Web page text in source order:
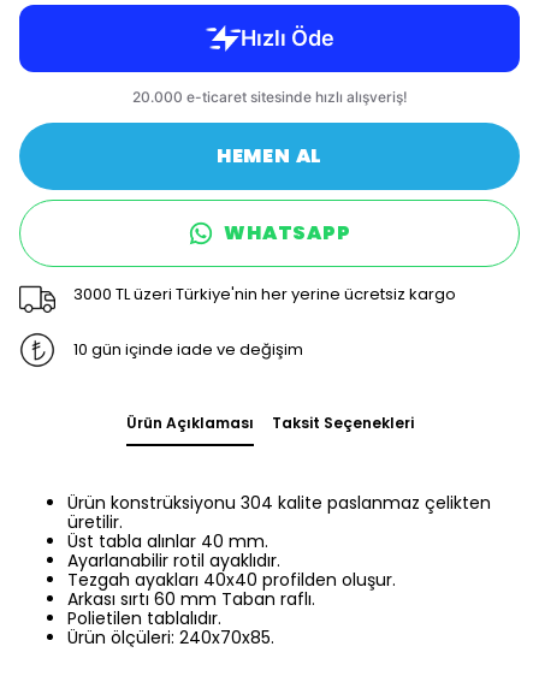
HEMEN AL
WHATSAPP
3000 TL üzeri Türkiye'nin her yerine ücretsiz kargo
10 gün içinde iade ve değişim
Ürün Açıklaması Taksit Seçenekleri
Ürün konstrüksiyonu 304 kalite paslanmaz çelikten
üretilir.
Üst tabla alınlar 40 mm.
Ayarlanabilir rotil ayaklıdır.
Tezgah ayakları 40x40 profilden oluşur.
Arkası sırtı 60 mm Taban raflı.
Polietilen tablalıdır.
Ürün ölçüleri: 240x70x85.